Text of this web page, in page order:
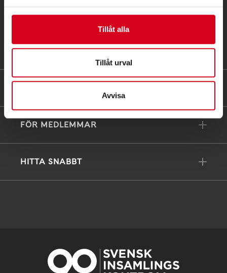
Tillåt alla
Tillåt urval
Avvisa
PG 90 10 07-5 | BG 901-0075 | Swishgåva 90 100
Till kontaktsidan
FÖR MEDLEMMAR
HITTA SNABBT